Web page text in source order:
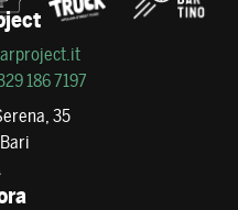
186 7197
35